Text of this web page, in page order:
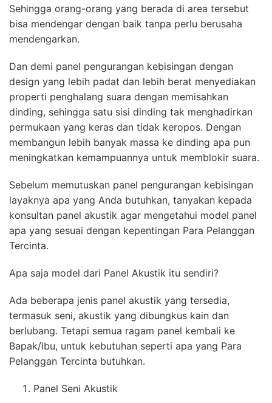
Sehingga orang-orang yang berada di area tersebut
bisa mendengar dengan baik tanpa perlu berusaha
mendengarkan.
Dan demi panel pengurangan kebisingan dengan
design yang lebih padat dan lebih berat menyediakan
properti penghalang suara dengan memisahkan
dinding, sehingga satu sisi dinding tak menghadirkan
permukaan yang keras dan tidak keropos. Dengan
membangun lebih banyak massa ke dinding apa pun
meningkatkan kemampuannya untuk memblokir suara.
Sebelum memutuskan panel pengurangan kebisingan
layaknya apa yang Anda butuhkan, tanyakan kepada
konsultan panel akustik agar mengetahui model panel
apa yang sesuai dengan kepentingan Para Pelanggan
Tercinta.
Apa saja model dari Panel Akustik itu sendiri?
Ada beberapa jenis panel akustik yang tersedia,
termasuk seni, akustik yang dibungkus kain dan
berlubang. Tetapi semua ragam panel kembali ke
Bapak/Ibu, untuk kebutuhan seperti apa yang Para
Pelanggan Tercinta butuhkan.
Panel Seni Akustik